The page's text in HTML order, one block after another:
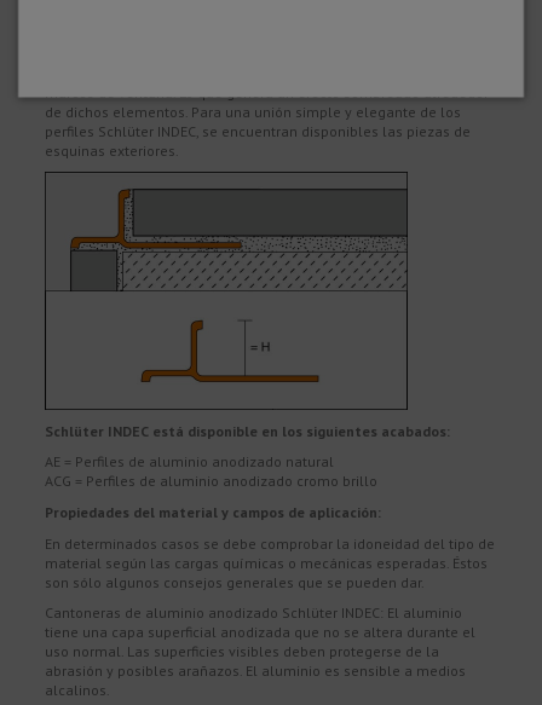
de dichos elementos. Para una unión simple y elegante de los
perfiles Schlüter INDEC, se encuentran disponibles las piezas de
esquinas exteriores.
Schlüter INDEC está disponible en los siguientes acabados:
AE = Perfiles de aluminio anodizado natural
ACG = Perfiles de aluminio anodizado cromo brillo
Propiedades del material y campos de aplicación:
En determinados casos se debe comprobar la idoneidad del tipo de
material según las cargas químicas o mecánicas esperadas. Éstos
son sólo algunos consejos generales que se pueden dar.
Cantoneras de aluminio anodizado Schlüter INDEC: El aluminio
tiene una capa superficial anodizada que no se altera durante el
uso normal. Las superficies visibles deben protegerse de la
abrasión y posibles arañazos. El aluminio es sensible a medios
alcalinos.